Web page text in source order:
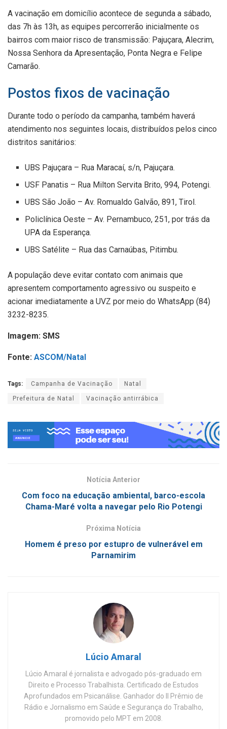
A vacinação em domicílio acontece de segunda a sábado,
das 7h às 13h, as equipes percorrerão inicialmente os
bairros com maior risco de transmissão: Pajuçara, Alecrim,
Nossa Senhora da Apresentação, Ponta Negra e Felipe
Camarão.
Postos fixos de vacinação
Durante todo o período da campanha, também haverá
atendimento nos seguintes locais, distribuídos pelos cinco
distritos sanitários:
UBS Pajuçara – Rua Maracaí, s/n, Pajuçara.
USF Panatis – Rua Milton Servita Brito, 994, Potengi.
UBS São João – Av. Romualdo Galvão, 891, Tirol.
Policlínica Oeste – Av. Pernambuco, 251, por trás da
UPA da Esperança.
UBS Satélite – Rua das Carnaúbas, Pitimbu.
A população deve evitar contato com animais que
apresentem comportamento agressivo ou suspeito e
acionar imediatamente a UVZ por meio do WhatsApp (84)
3232-8235.
Imagem: SMS
Fonte: ASCOM/Natal
Tags: Campanha de Vacinação Natal
Prefeitura de Natal Vacinação antirrábica
Notícia Anterior
Com foco na educação ambiental, barco-escola
Chama-Maré volta a navegar pelo Rio Potengi
Próxima Notícia
Homem é preso por estupro de vulnerável em
Parnamirim
Lúcio Amaral
Lúcio Amaral é jornalista e advogado pós-graduado em
Direito e Processo Trabalhista. Certificado de Estudos
Aprofundados em Psicanálise. Ganhador do II Prêmio de
Rádio e Jornalismo em Saúde e Segurança do Trabalho,
promovido pelo MPT em 2008.